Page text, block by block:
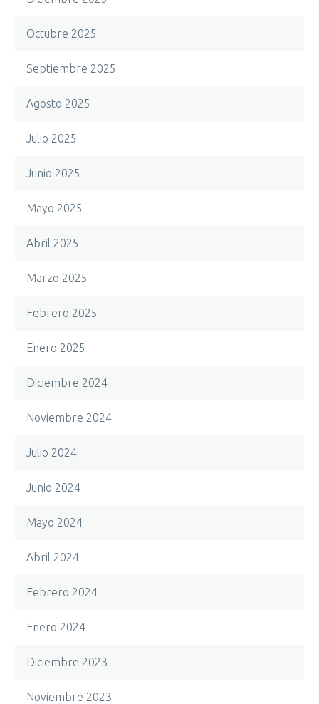
Octubre 2025
Septiembre 2025
Agosto 2025
Julio 2025
Junio 2025
Mayo 2025
Abril 2025
Marzo 2025
Febrero 2025
Enero 2025
Diciembre 2024
Noviembre 2024
Julio 2024
Junio 2024
Mayo 2024
Abril 2024
Febrero 2024
Enero 2024
Diciembre 2023
Noviembre 2023